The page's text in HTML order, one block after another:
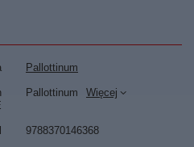
Pallottinum
Pallottinum Więcej
9788370146368